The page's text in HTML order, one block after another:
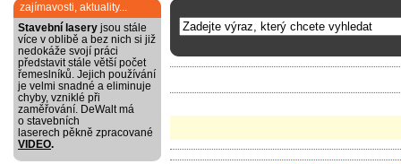
zajímavosti, aktuality...
Stavební lasery jsou stále
více v oblibě a bez nich si již
nedokáže svojí práci
představit stále větší počet
řemeslníků. Jejich používání
je velmi snadné a eliminuje
chyby, vzniklé při
zaměřování. DeWalt má
o stavebních
laserech pěkně zpracované
VIDEO.